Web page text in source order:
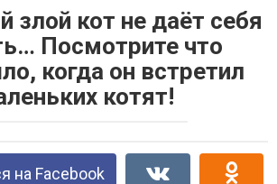
злой кот не даёт себя
Посмотрите что
когда он встретил
котят!
на Facebook